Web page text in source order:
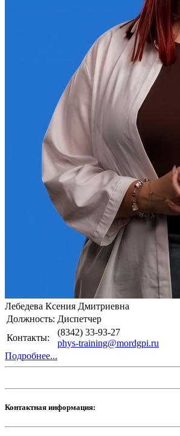
Лебедева Ксения Дмитриевна
Должность: Диспетчер
Контакты:
(8342) 33-93-27
phys-training@mordgpi.ru
Подробнее...
Контактная информация: